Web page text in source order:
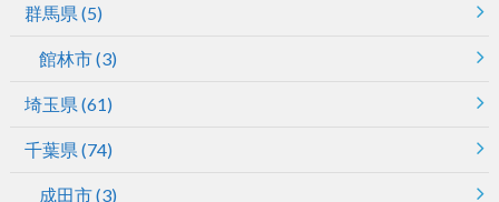
群馬県 (5)
館林市(3)
埼玉県 (61)
千葉県 (74)
成田市(3)